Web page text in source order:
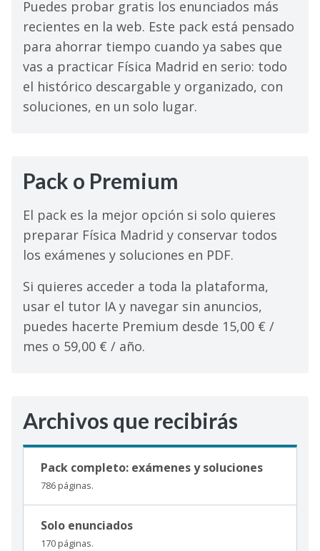
Puedes probar gratis los enunciados más
recientes en la web. Este pack está pensado
para ahorrar tiempo cuando ya sabes que
vas a practicar Física Madrid en serio: todo
el histórico descargable y organizado, con
soluciones, en un solo lugar.
Pack o Premium
El pack es la mejor opción si solo quieres
preparar Física Madrid y conservar todos
los exámenes y soluciones en PDF.
Si quieres acceder a toda la plataforma,
usar el tutor IA y navegar sin anuncios,
puedes hacerte Premium desde 15,00 € /
mes o 59,00 € / año.
Archivos que recibirás
Pack completo: exámenes y soluciones
786 páginas.
Solo enunciados
170 páginas.